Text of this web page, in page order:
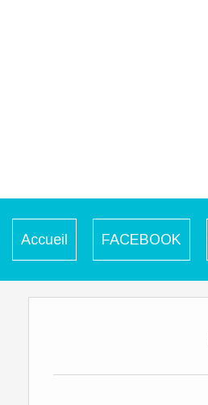
Accueil FACEBOOK